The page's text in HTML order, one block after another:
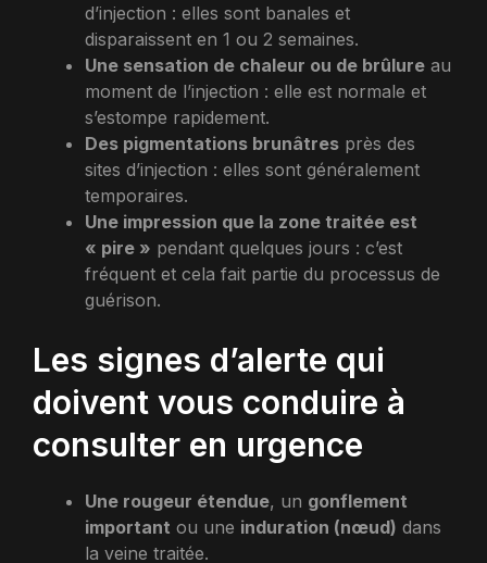
d’injection : elles sont banales et
disparaissent en 1 ou 2 semaines.
Une sensation de chaleur ou de brûlure au
moment de l’injection : elle est normale et
s’estompe rapidement.
Des pigmentations brunâtres près des
sites d’injection : elles sont généralement
temporaires.
Une impression que la zone traitée est
« pire » pendant quelques jours : c’est
fréquent et cela fait partie du processus de
guérison.
Les signes d’alerte qui
doivent vous conduire à
consulter en urgence
Une rougeur étendue, un gonflement
important ou une induration (nœud) dans
la veine traitée.